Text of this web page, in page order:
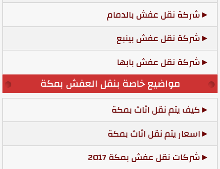
شركة نقل عفش بالدمام
شركة نقل عفش بينبع
شركة نقل عفش بابها
مواضيع خاصة بنقل العفش بمكة
كيف يتم نقل اثاث بمكة
اسعار يتم نقل اثاث بمكة
شركات نقل عفش بمكة 2017